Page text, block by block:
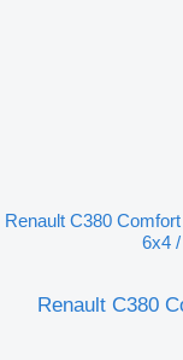
شاحنة مسطحة Renault C380 Comfort
6x4
Renault C380